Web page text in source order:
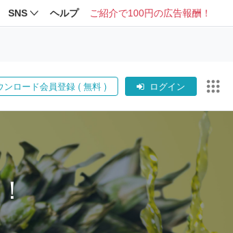
SNS ヘルプ ご紹介で100円の広告報酬！
ンロード会員登録 ( 無料 ) ログイン